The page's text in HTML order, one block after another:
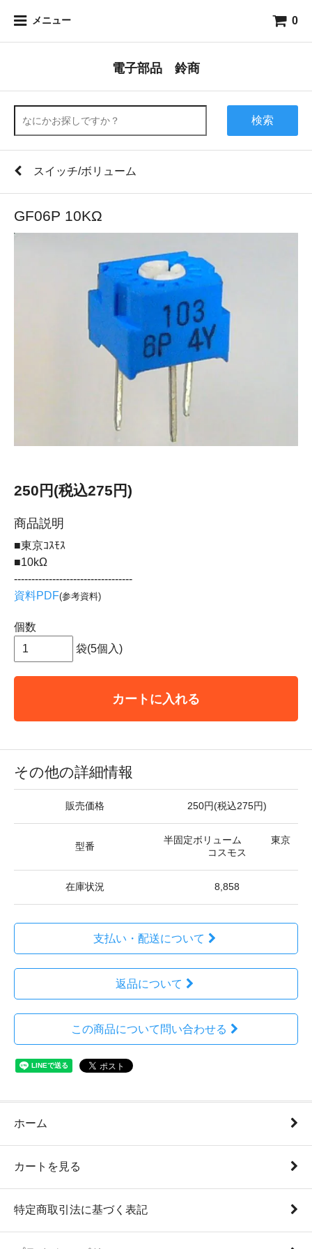
メニュー 0
電子部品 鈴商
検索
スイッチ/ボリューム
GF06P 10KΩ
250円(税込275円)
商品説明
■東京ｺｽﾓｽ
■10kΩ
----------------------------------
資料PDF(参考資料)
個数
袋(5個入)
カートに入れる
その他の詳細情報
販売価格 250円(税込275円)
型番
半固定ボリューム 東京
コスモス
在庫状況 8,858
支払い・配送について
返品について
この商品について問い合わせる
ホーム
カートを見る
特定商取引法に基づく表記